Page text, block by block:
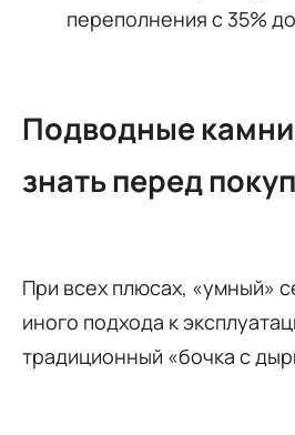
переполнения с 35%
Подводные
знать перед
При всех плюсах, «умный»
иного подхода к
традиционный «бочка с